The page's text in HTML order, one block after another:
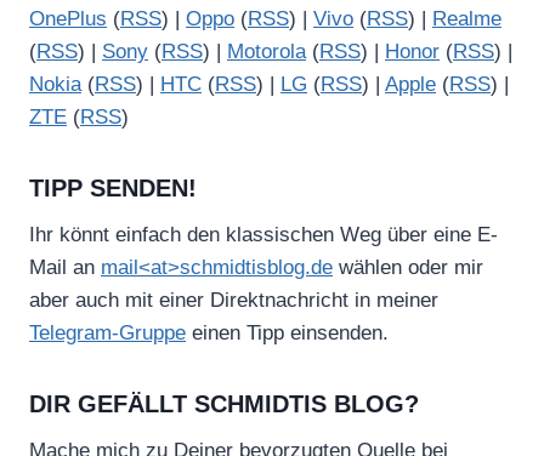
OnePlus (RSS) | Oppo (RSS) | Vivo (RSS) |
Realme
(RSS) | Sony (RSS) | Motorola(RSS) | Honor (RSS) |
Nokia(RSS) | HTC (RSS) | LG (RSS) | Apple (RSS) |
ZTE (RSS)
TIPP SENDEN!
Ihr könnt einfach den klassischen Weg über eine E-
Mail an mail<at>schmidtisblog.de wählen oder mir
aber auch mit einer Direktnachricht in meiner
Telegram-Gruppe einen Tipp einsenden.
DIR GEFÄLLT SCHMIDTIS BLOG?
Mache mich zu Deiner bevorzugten Quelle bei